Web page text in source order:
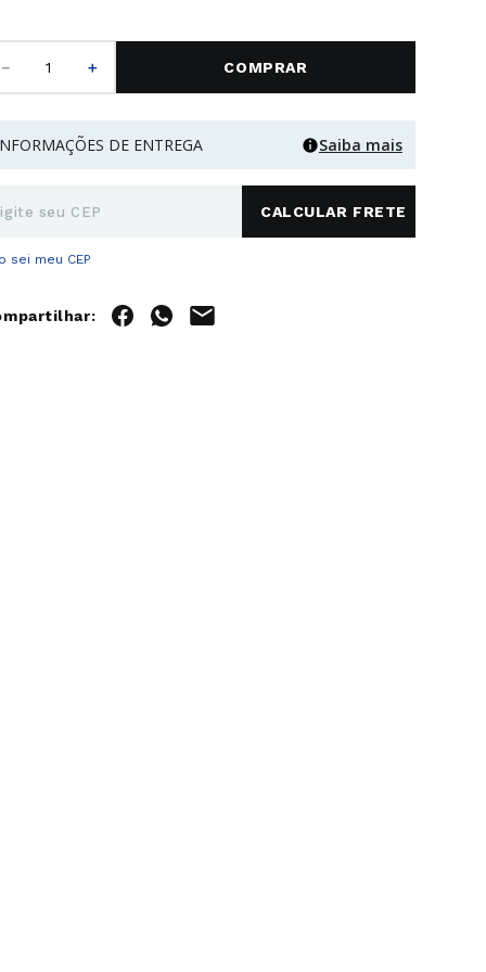
＋ COMPRAR
DE ENTREGA Saiba mais
sei meu CEP